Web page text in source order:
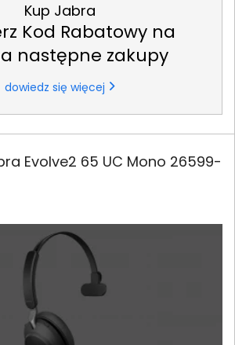
Kup Jabra
Kod Rabatowy na
następne zakupy
dowiedz się więcej
Evolve2 65 UC Mono 26599-